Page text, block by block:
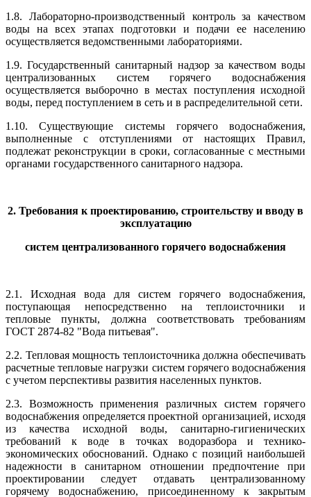
1.8. Лабораторно-производственный контроль за качеством
воды на всех этапах подготовки и подачи ее населению
осуществляется ведомственными лабораториями.
1.9. Государственный санитарный надзор за качеством воды
централизованных систем горячего водоснабжения
осуществляется выборочно в местах поступления исходной
воды, перед поступлением в сеть и в распределительной сети.
1.10. Существующие системы горячего водоснабжения,
выполненные с отступлениями от настоящих Правил,
подлежат реконструкции в сроки, согласованные с местными
органами государственного санитарного надзора.
2. Требования к проектированию, строительству и вводу в
эксплуатацию
систем централизованного горячего водоснабжения
2.1. Исходная вода для систем горячего водоснабжения,
поступающая непосредственно на теплоисточники и
тепловые пункты, должна соответствовать требованиям
ГОСТ 2874-82 "Вода питьевая".
2.2. Тепловая мощность теплоисточника должна обеспечивать
расчетные тепловые нагрузки систем горячего водоснабжения
с учетом перспективы развития населенных пунктов.
2.3. Возможность применения различных систем горячего
водоснабжения определяется проектной организацией, исходя
из качества исходной воды, санитарно-гигиенических
требований к воде в точках водоразбора и технико-
экономических обоснований. Однако с позиций наибольшей
надежности в санитарном отношении предпочтение при
проектировании следует отдавать централизованному
горячему водоснабжению, присоединенному к закрытым